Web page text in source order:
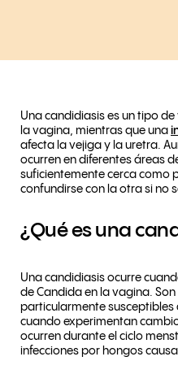
Una candidiasis es un tipo
la vagina, mientras que una
afecta la vejiga y la uretra.
ocurren en diferentes áreas
suficientemente cerca como
confundirse con la otra si no
¿Qué es una
Una candidiasis ocurre
de Candida en la vagina.
particularmente susceptibles
cuando experimentan
ocurren durante el ciclo
infecciones por hongos